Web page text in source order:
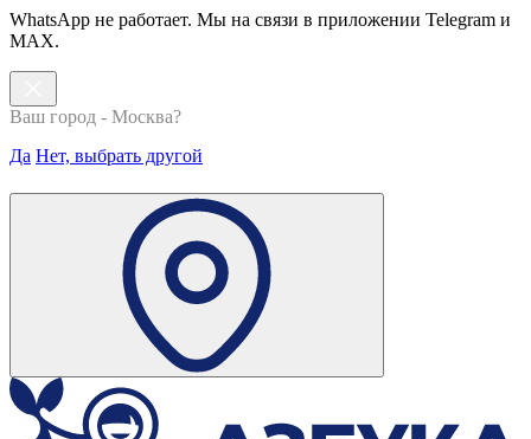
WhatsApp не работает. Мы на связи в приложении Telegram и
MAX.
Ваш город - Москва?
Да Нет, выбрать другой